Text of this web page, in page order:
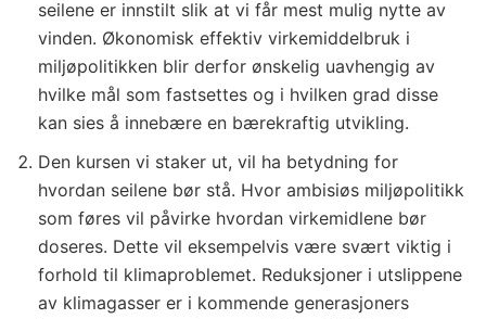
seilene er innstilt slik at vi får mest mulig nytte av
vinden. Økonomisk effektiv virkemiddelbruk i
miljøpolitikken blir derfor ønskelig uavhengig av
hvilke mål som fastsettes og i hvilken grad disse
kan sies å innebære en bærekraftig utvikling.
Den kursen vi staker ut, vil ha betydning for
hvordan seilene bør stå. Hvor ambisiøs miljøpolitikk
som føres vil påvirke hvordan virkemidlene bør
doseres. Dette vil eksempelvis være svært viktig i
forhold til klimaproblemet. Reduksjoner i utslippene
av klimagasser er i kommende generasjoners